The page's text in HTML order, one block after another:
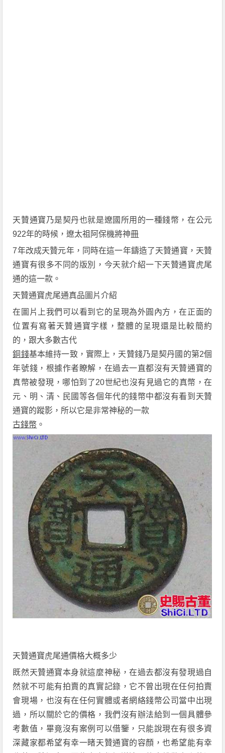
天贊通寶乃是契丹也就是遼國所用的一種錢幣，在公元
922年的時候，遼太祖阿保機將神冊
7年改成天贊元年，同時在這一年鑄造了天贊通寶，天贊
通寶有很多不同的版別
， 今天就介紹一下天贊通寶虎尾
通的這一款。
天贊通寶虎尾通真品 圖片介紹
在圖片上我們可以看到它的呈現為外圓內方，在正面的
位置有寫著天贊通寶字樣，整體的呈現還是比較簡約
的，跟大多數古代
銅錢基本維持一致，實際上 ， 天贊錢乃是契丹國的第2個
年號錢 ，根據作者瞭解， 在過去一直都沒有天贊通寶的
真幣被發現， 哪怕到了20世紀也沒有見過它的真幣 ，在
元、 明、清、民國等各個年代的錢幣中都沒有看到 天贊
通寶的蹤影，所以它是非常神秘的一款
古錢幣 。
天贊通寶虎尾通價格大概多少
既然天贊通寶本身就這麼神秘，在過去都沒有發現過自
然就不可能有拍賣的真實記錄，它不曾出現在任何拍賣
會現場，也沒有在任何實體或者網絡錢幣公司當中出現
過，所以關於它的價格，我們沒有辦法給到一個具體參
考數值，畢竟沒有案例可以借鑒，只能說現在有很多資
深藏家都希望有幸一睹天贊通寶的容顏，也希望能有幸